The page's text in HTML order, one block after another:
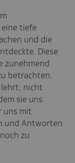
tiefe
und die
Diese
zunehmend
betrachten.
lehrt, nicht
sie uns
uns mit
und Antworten
zu